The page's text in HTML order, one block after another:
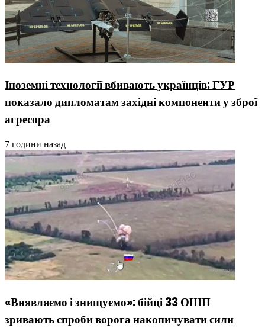
Іноземні технології вбивають українців: ГУР
показало дипломатам західні компоненти у зброї
агресора
7 години назад
«Виявляємо і знищуємо»: бійці 33 ОШП
зривають спроби ворога накопичувати сили